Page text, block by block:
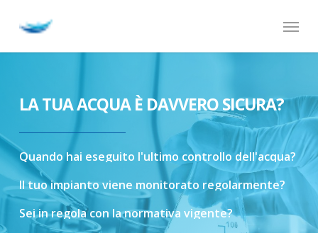
Menu
LA TUA ACQUA È DAVVERO SICURA?
Quando hai eseguito l'ultimo controllo dell'acqua?
Il tuoimpianto viene monitorato regolarmente?
Seiinregola con lanormativa vigente?